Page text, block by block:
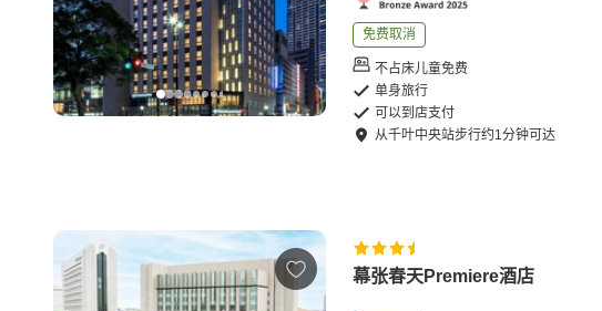
免费取消
不占床儿童免费
单身旅行
可以到店支付
从千叶中央站步行约1分钟可达
幕张春天Premiere酒店